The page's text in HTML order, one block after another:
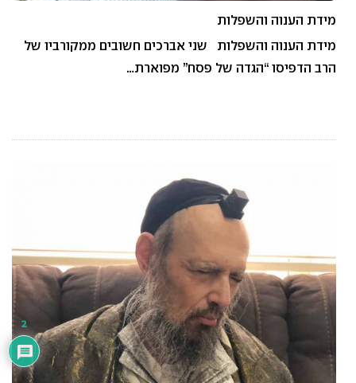
מידת הענוה והשפלות
מידת הענוה והשפלות שני אברכים חשובים ממקורביו של
הרב הדפיסו “הגדה של פסח” מפוארת…
2